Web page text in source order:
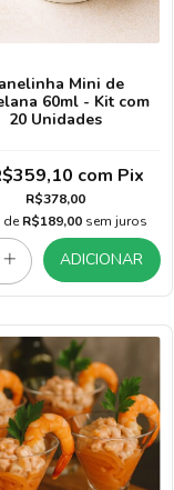
Mini de
60ml - Kit com
20 Unidades
R$378,00
com Pix
de R$189,00 sem juros
ADICIONAR